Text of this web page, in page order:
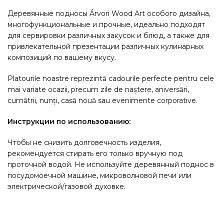
Деревянные подносы Árvori Wood Art особого дизайна,
многофункциональные и прочные, идеально подходят
для сервировки различных закусок и блюд, а также для
привлекательной презентации различных кулинарных
композиций по вашему вкусу.
Platourile noastre reprezintă cadourile perfecte pentru cele
mai variate ocazii, precum zile de naștere, aniversări,
cumătrii, nunți, casă nouă sau evenimente corporative.
Инструкции по использованию:
Чтобы не снизить долговечность изделия,
рекомендуется стирать его только вручную под
проточной водой. Не используйте деревянный поднос в
посудомоечной машине, микроволновой печи или
электрической/газовой духовке.